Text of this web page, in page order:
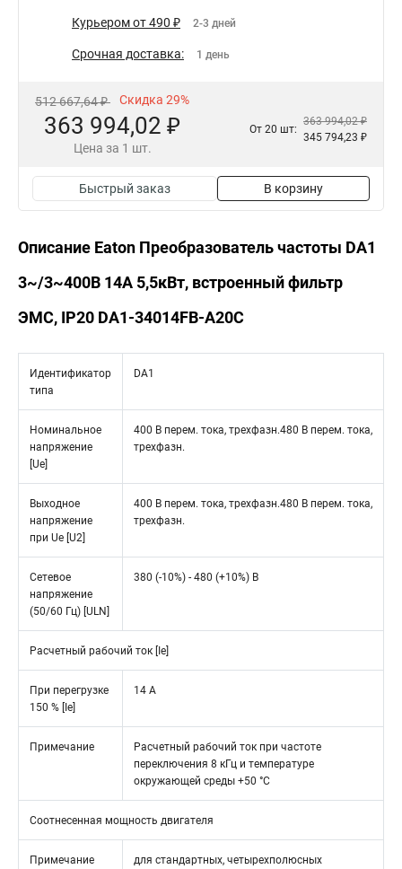
Курьером от 490 ₽ 2-3 дней
Срочная доставка: 1 день
512 667,64 ₽ Скидка 29%
363 994,02 ₽
Цена за 1 шт.
От 20 шт:
363 994,02 ₽
345 794,23 ₽
Быстрый заказ В корзину
Описание Eaton Преобразователь частоты DA1
3~/3~400В 14A 5,5кВт, встроенный фильтр
ЭМС, IP20 DA1-34014FB-A20C
Идентификатор
типа
DA1
Номинальное
напряжение
[Ue]
400 В перем. тока, трехфазн.480 В перем. тока,
трехфазн.
Выходное
напряжение
при Ue [U2]
400 В перем. тока, трехфазн.480 В перем. тока,
трехфазн.
Сетевое
напряжение
(50/60 Гц) [ULN]
380 (-10%) - 480 (+10%) В
Расчетный рабочий ток [Ie]
При перегрузке
150 % [Ie]
14 A
Примечание
Расчетный рабочий ток при частоте
переключения 8 кГц и температуре
окружающей среды +50 °C
Соотнесенная мощность двигателя
Примечание
для стандартных, четырехполюсных